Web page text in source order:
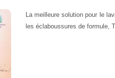
La meilleure solution pour le
les éclaboussures de formule,